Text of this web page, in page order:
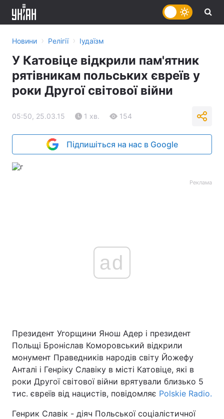
Новини › Релігії › Іудаїзм
У Катовіце відкрили пам'ятник
рятівникам польських євреїв у
роки Другої світової війни
05:50, 25.03.15 1 хв. 154
Підпишіться на нас в Google
Реклама
ad
Президент Угорщини Янош Адер і президент
Польщі Броніслав Коморовський відкрили
монумент Праведників народів світу Йожефу
Анталі і Генріку Славіку в місті Катовіце, які в
роки Другої світової війни врятували близько 5
тис. євреїв від нацистів, повідомляє Polskie Radio.
Генрик Славік - діяч Польської соціалістичної